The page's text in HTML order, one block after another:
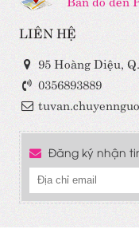
LIÊN HỆ
95 Hoàng Diệu,
0356893889
Đăng ký nhận